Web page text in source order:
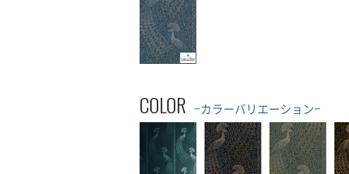
COLOR −カラーバリエーション−